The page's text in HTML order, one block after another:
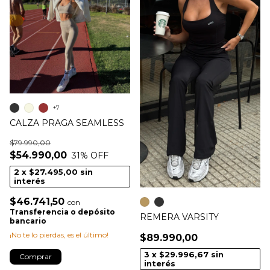
CALZA PRAGA SEAMLESS
$54.990,00
$79.990,00
31% OFF
2 x $27.495,00 sin
interés
$46.741,50 con
Transferencia o depósito
bancario
¡No te lo pierdas, es el último!
+7
Comprar
REMERA VARSITY
$89.990,00
3 x $29.996,67 sin
interés